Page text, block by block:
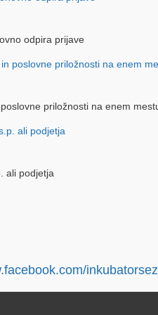
odpira prijave
priložnosti na enem
ali podjetja